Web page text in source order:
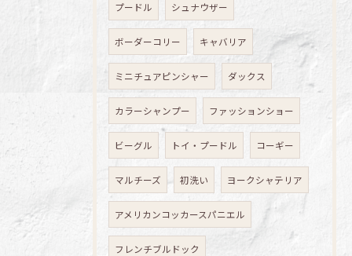
プードル シュナウザー
ボーダーコリー キャバリア
ミニチュアピンシャー ダックス
カラーシャンプー ファッションショー
ビーグル トイ・プードル コーギー
マルチーズ 初洗い ヨークシャテリア
アメリカンコッカースパニエル
フレンチブルドック